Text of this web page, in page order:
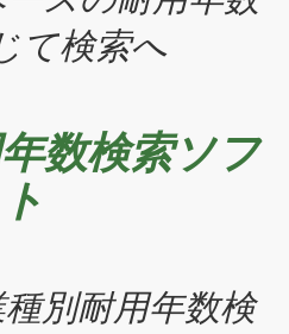
て検索へ
数検索ソフ
ト
別耐用年数検